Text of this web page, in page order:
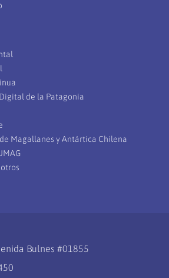
de la Patagonia
Magallanes y Antártica Chilena
Bulnes #01855